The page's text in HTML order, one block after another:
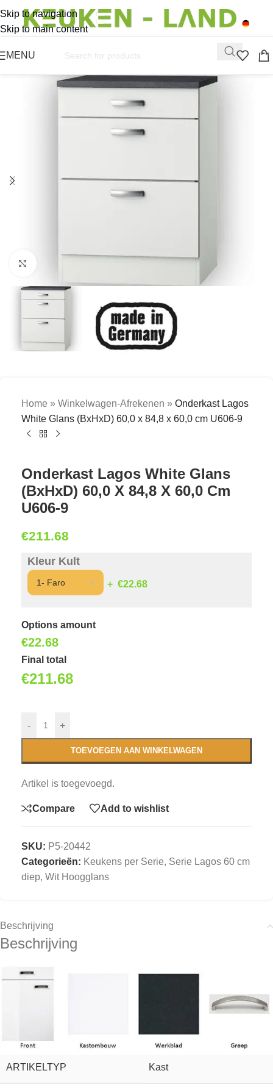
Skip to navigation
Skip to main content
MENU
Home » Winkelwagen-Afrekenen » Onderkast Lagos
White Glans (BxHxD) 60,0 x 84,8 x 60,0 cm U606-9
Onderkast Lagos White Glans
(BxHxD) 60,0 X 84,8 X 60,0 Cm
U606-9
€211.68
Kleur Kult
€22.68
Options amount
€22.68
Final total
€211.68
- +
TOEVOEGEN AAN WINKELWAGEN
Artikel is toegevoegd.
Compare Add to wishlist
SKU: P5-20442
Categorieën: Keukens per Serie, Serie Lagos 60 cm
diep, Wit Hoogglans
Beschrijving
Beschrijving
ARTIKELTYP Kast